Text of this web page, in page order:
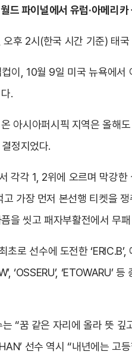
드 파이널에서 유럽·아메리
후 2시(한국 시간 기준) 태
이, 10월 9일 미국 뉴욕에서
.
아시아퍼시픽 지역은 올
정지었다.
각각 1, 2위에 오르며 막강
가장 먼저 본선행 티켓을
을 씻고 패자부활전에서 무
로 선수에 도전한
‘OSSERU’,
“꿈 같은 자리에 올라 뜻
선수 역시 “내년에는 고